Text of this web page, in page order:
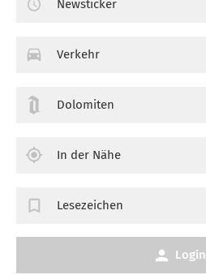
Newsticker
Verkehr
Dolomiten
In der Nähe
Lesezeichen
Login